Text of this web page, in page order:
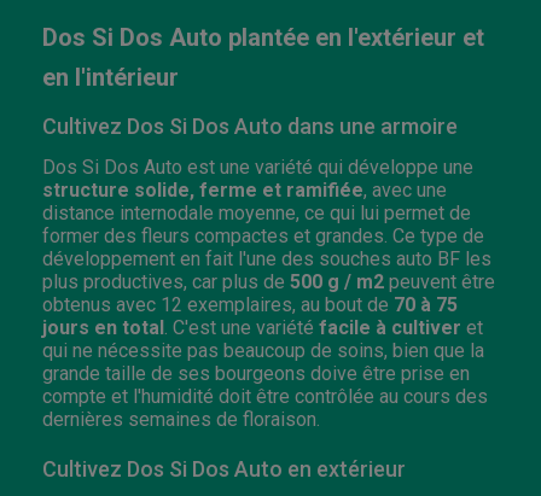
Dos Si Dos Auto plantée en l'extérieur et
en l'intérieur
Cultivez Dos Si Dos Auto dans une armoire
Dos Si Dos Auto est une variété qui développe une
structure solide, ferme et ramifiée, avec une
distance internodale moyenne, ce qui lui permet de
former des fleurs compactes et grandes. Ce type de
développement en fait l'une des souches auto BF les
plus productives, car plus de 500 g / m2 peuvent être
obtenus avec 12 exemplaires, au bout de 70 à 75
jours en total . C'est une variété facile à cultiver et
qui ne nécessite pas beaucoup de soins, bien que la
grande taille de ses bourgeons doive être prise en
compte et l'humidité doit être contrôlée au cours des
dernières semaines de floraison.
Cultivez Dos Si Dos Auto en extérieur